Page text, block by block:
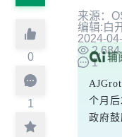
0
1
来源：
编辑:白
2024-
2,684
1
个月
政府